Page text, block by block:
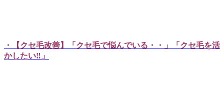
・【クセ毛改善】「クセ毛で悩んでいる・・」「クセ毛を活
かしたい‼」